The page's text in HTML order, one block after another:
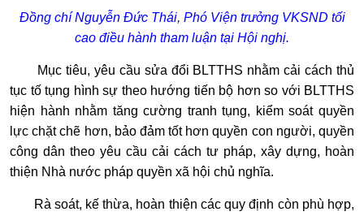
Đồng chí Nguyễn Đức Thái, Phó Viện trưởng VKSND tối
cao điều hành tham luận tại Hội nghị.
Mục tiêu, yêu cầu sửa đổi BLTTHS nhằm cải cách thủ
tục tố tụng hình sự theo hướng tiến bộ hơn so với BLTTHS
hiện hành nhằm tăng cường tranh tụng, kiểm soát quyền
lực chặt chẽ hơn, bảo đảm tốt hơn quyền con người, quyền
công dân theo yêu cầu cải cách tư pháp, xây dựng, hoàn
thiện Nhà nước pháp quyền xã hội chủ nghĩa.
Rà soát, kế thừa, hoàn thiện các quy định còn phù hợp,